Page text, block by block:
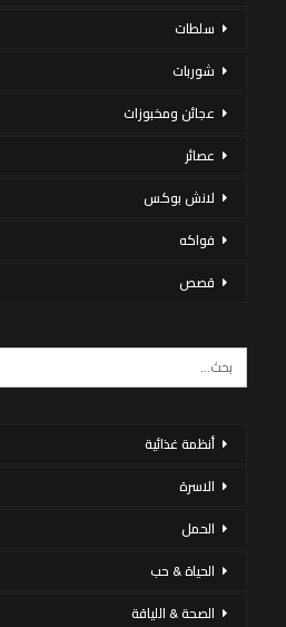
سلطات
شوربات
عجائن ومخبوزات
عصائر
لانش بوكس
فواكه
قصص
أنظمة غذائية
الاسرة
الحمل
الحياة & حب
الصحة & اللياقة